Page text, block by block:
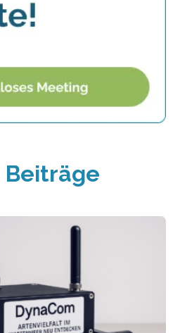
Beiträge